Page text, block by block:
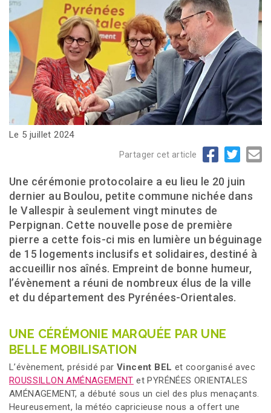
Le 5 juillet 2024
Partager cet article
Une cérémonie protocolaire a eu lieu le 20 juin
dernier au Boulou, petite commune nichée dans
le Vallespir à seulement vingt minutes de
Perpignan. Cette nouvelle pose de première
pierre a cette fois-ci mis en lumière un béguinage
de 15 logements inclusifs et solidaires, destiné à
accueillir nos aînés. Empreint de bonne humeur,
l’évènement a réuni de nombreux élus de la ville
et du département des Pyrénées-Orientales.
UNE CÉRÉMONIE MARQUÉE PAR UNE
BELLE MOBILISATION
L’évènement, présidé par Vincent BEL et coorganisé avec
ROUSSILLON AMÉNAGEMENT et PYRÉNÉES ORIENTALES
AMÉNAGEMENT, a débuté sous un ciel des plus menaçants.
Heureusement, la météo capricieuse nous a offert une